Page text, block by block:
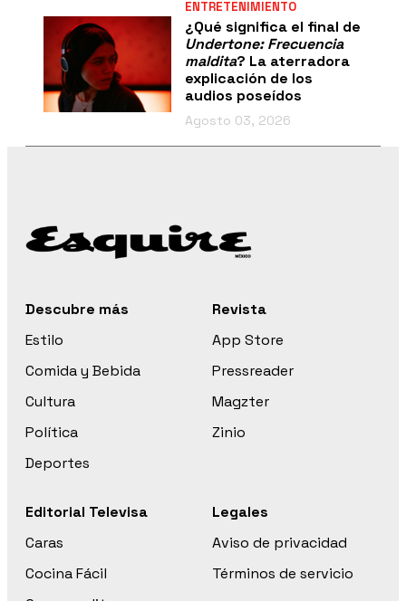
ENTRETENIMIENTO
¿Qué significa el final de
Undertone: Frecuencia
maldita? La aterradora
explicación de los
audios poseídos
Agosto 03, 2026
Descubre más
Estilo
Comida y Bebida
Cultura
Política
Deportes
Revista
App Store
Pressreader
Magzter
Zinio
Editorial Televisa
Caras
Cocina Fácil
Legales
Aviso de privacidad
Términos de servicio